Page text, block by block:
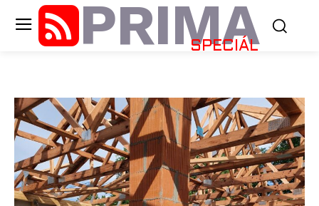
PRIMA
SPECIÁL